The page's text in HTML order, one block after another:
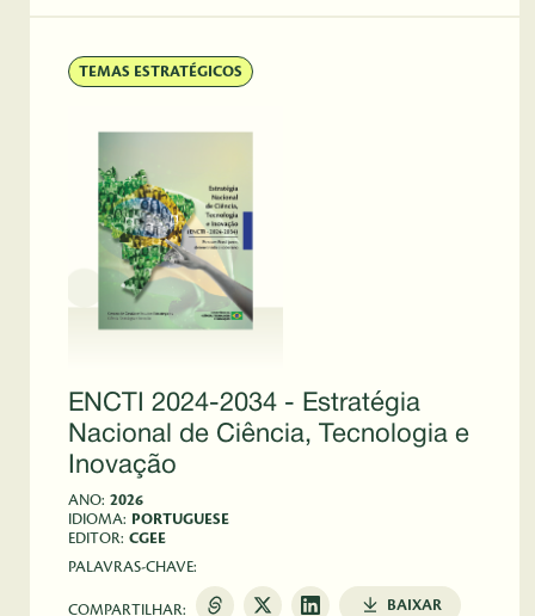
TEMAS ESTRATÉGICOS
ENCTI 2024-2034 - Estratégia
Nacional de Ciência, Tecnologia e
Inovação
ANO: 2026
IDIOMA: PORTUGUESE
EDITOR: CGEE
PALAVRAS-CHAVE:
COMPARTILHAR: BAIXAR